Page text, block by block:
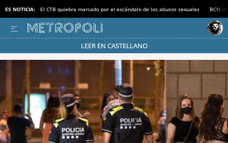
ES NOTICIA: El CTB quiebra marcado por el escándalo de los abusos sexuales BCN
LEER EN CASTELLANO
Pásate al MODO AHORRO